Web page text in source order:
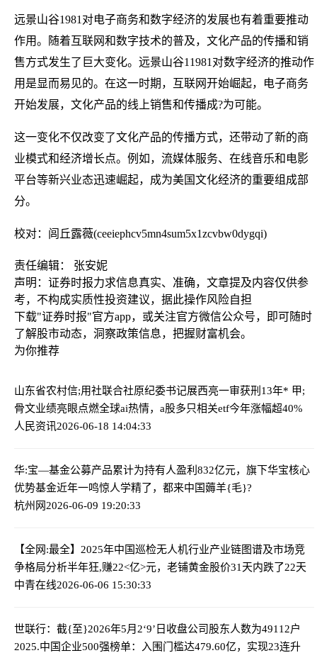
远景山谷1981对电子商务和数字经济的发展也有着重要推动
作用。随着互联网和数字技术的普及，文化产品的传播和销
售方式发生了巨大变化。远景山谷11981对数字经济的推动作
用是显而易见的。在这一时期，互联网开始崛起，电子商务
开始发展，文化产品的线上销售和传播成?为可能。
这一变化不仅改变了文化产品的传播方式，还带动了新的商
业模式和经济增长点。例如，流媒体服务、在线音乐和电影
平台等新兴业态迅速崛起，成为美国文化经济的重要组成部
分。
校对：闾丘露薇(ceeiephcv5mn4sum5x1zcvbw0dygqi)
责任编辑： 张安妮
声明：证券时报力求信息真实、准确，文章提及内容仅供参
考，不构成实质性投资建议，据此操作风险自担
下载"证券时报"官方app，或关注官方微信公众号，即可随时
了解股市动态，洞察政策信息，把握财富机会。
为你推荐
山东省农村信;用社联合社原纪委书记展西亮一审获刑13年* 甲;
骨文业绩亮眼点燃全球ai热情，a股多只相关etf今年涨幅超40%
人民资讯2026-06-18 14:04:33
华:宝—基金公募产品累计为持有人盈利832亿元，旗下华宝核心
优势基金近年一鸣惊人学精了，都来中国薅羊{毛}?
杭州网2026-06-09 19:20:33
【全网:最全】2025年中国巡检无人机行业产业链图谱及市场竞
争格局分析半年狂,赚22<亿>元，老铺黄金股价31天内跌了22天
中青在线2026-06-06 15:30:33
世联行：截{至}2026年5月2‘9’日收盘公司股东人数为49112户
2025.中国企业500强榜单：入围门槛达479.60亿，实现23连升